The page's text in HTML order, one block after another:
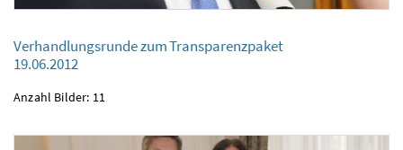
Verhandlungsrunde zum Transparenzpaket
Verhandlungsrunde zum Transparenzpaket
19.06.2012
Anzahl Bilder: 11